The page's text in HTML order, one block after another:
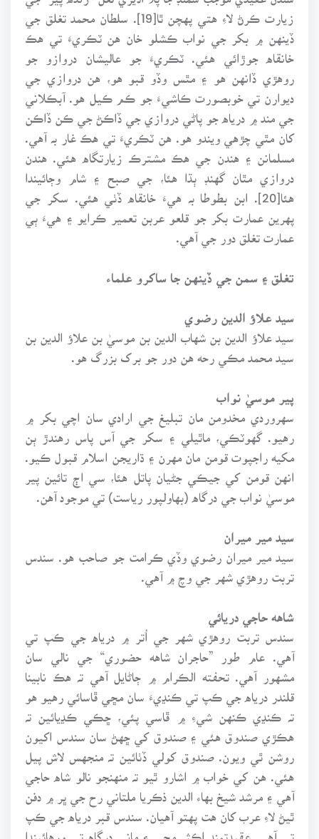
زيارت ڪرڻ لاءِ هتي پهچن ٿا[19]. سلطان محمد تغلق جي
ڏينهن ۾ بکر جي نواب ڪشلو خان هن ٽڪريءَ تي هڪ
خانقاه جوڙائي هئي. ٽڪريءَ جو عاليشان دروازو جو
روهڙي ڏانهن هو ۽ مٿس وڏو قبو هو، هن دروازي جي
ديوارن تي خوبصورت ڪاشيءَ جو ڪم ڪيل هو. آبڪلاني
جي مند ۾ درياه جو پاڻي دروازي جي ڏاڪڻ جي ڪن ڏاڪن
کان مٿي چڙهي ويندو هو. هن ٽڪريءَ تي هڪ غار بہ آهي.
مسلمانن ۽ هندن جي هڪ مشترڪ زيارتگاه هئي. هندن
دروازي مٿان گهنڊ ٻڌا هئا، جي صبح ۽ شام وڄائيندا
هئا[20]. ابن بطوطا بہ هيءَ خانقاه ڏٺي هئي. سکر جي
پهرين عمارت بکر جو قلعو عربن تعمير ڪرايو ۽ هيءَ ٻي
عمارت تغلق دور جي آهي.
تغلق ۽ سمن جي ڏينهن جا ساکرو علماء
سيد علاؤ الدين رضوي
سيد علاؤ الدين بن شهاب الدين بن موسيٰ بن علاؤ الدين بن
سيد محمد مڪي رحه هن دور جو برک بزرگ هو.
پير موسيٰ نواب
سهروردي مخدومن مان تبليغ جي ارادي سان اچي بکر ۾
رهيو. گهوٽڪي، ماٿيلي ۽ سکر جي آس پاس رهندڙ ٻن
مکيه راجپوت قومن مان مهرن ۽ ڌاريجن اسلام قبول ڪيو.
انهن قومن کي جيڪي جڻيان پاتل هئا، سي اڄ تائين پير
موسيٰ نواب جي درگاه (بهاولپور رياست) تي موجود آهن.
سيد مير ميران
سيد مير ميران رضوي وڏي ڪرامت جو صاحب هو. سندس
تربت روهڙي شهر جي وچ ۾ آهي.
شاهه حاجي دريائي
سندس تربت روهڙي شهر جي اُتر ۾ درياه جي ڪپ تي
آهي. عام طور ”حاجران شاهه حضوري“ جي نالي سان
مشهور آهي. تحفته الڪرام ۾ ڄاڻايل آهي تہ هڪ نابينا
قلندر درياه جي ڪپ تي ڪنڍيءَ سان مڇي ڦاسائي رهيو هو
تہ ڪنڍي ڪنهن شيءِ ۾ ڦاسي پئي، ڇڪي ڪڍيائين تہ
هڪڙي صندوق هئي ۽ صندوق کي ڇهڻ سان سندس اکيون
روشن ٿي ويون. صندوق کولي ڏٺائين تہ منجهس لاش پيل
هئي. هن کي خواب ۾ اشارو ٿيو تہ منهنجو نالو شاه حاجي
آهي ۽ مرشد شيخ بهاء الدين ذڪريا ملتاني رح جي ڀر ۾ دفن
ٿيڻ لاءِ عرب کان هت پهتو آهيان. سندس قبر درياه جي ڪپ
تي آهي. عقيدتمند اڪثر مڇي ۽ ماني درگاه تي ورهائيندا